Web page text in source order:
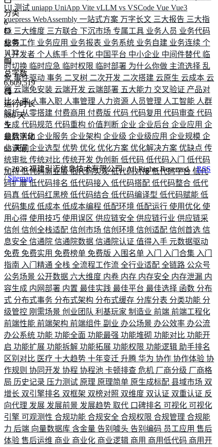
UI 测试 uniapp UniApp Vite vLLM vs VSCode Vue Vue3
vuepress WebAssembly 一站式方案 万字长文 三大报告 三大指
标 三大维度 三方联合 下沉市场 专属工具 业务人员 业务代码
业务工作 业务应用 业务报表 业务系统 业务自建 业务连续 个
人开发者 个人练手 个性化 中国平台 中小企业 中间件替代 临
时切换 临时应急 临时权限 临时部署 为什么你做 主流选择 乱
象 事件驱动 事务 二叉树 二次开发 二次搭建 云原生 云成本 云
端 云端免安装 云端开发 云端部署 五大能力 交叉验证 产品对
比人事人事入职 人事管理 人力资源 人员管理 人工智能 人群
解析从零搭建 付费商用 付费版 代码 代码复用 代码审查 代码
生成 代码规范 代码重构 价值判断 企业 企业后台 企业应用 企
业数字化 企业服务 企业架构 企业级 企业级应用 企业规模 企
业调研企业选型 优势 优化 优化方案 优化解决方案 优缺点 传
统审批 传统对比 传统开发 伪创新 低代码 低代码入门 低代码
加持低代码商业版低代码实现低代码对接低代码平台 低代
码扩展低代码排名 低代码接入 低代码搭配 低代码整合 低代
码真 低代码红黑榜 低代码结合 低代码编译型 低代码赋能 低
代码集成 低成本 低成本编程 低配环境 低配运行 使用优化 使
用心得 使用技巧 使用误区 供应链安全 供应链行业 供应链采
信创 信创全栈适配 信创市场 信创环境 信创适配 信创首选 信
息安全 信通院 信通院数据 信通院认证 值得入手 元数据驱动
免费 免费实用 免费榜单 免费版 入围名单 入门 入门合集 入门
指南 入门精通 全栈 全流程工作流 全行业适配 全链路 公众号
公务场景 公开数据 六大维度 内卷 内存 内存安全 内存泄漏 内
容生成 内网部署 内置 最佳实践 最佳平台 最佳选择 函数 分布
式 分布式事务 分布式架构 分布式缓存 分库分表 分类功能 分
级管控 刚需场景 创业团队 利基玩家 制造业 前端 前端工程化
前端性能 前端架构 前端组件 副业 办公场景 办公效率 办公流
办公系统 功能 功能全面 功能最强 功能堆砌 功能对比 功能开
启 功能扩展 功能拆解 功能拓展 功能权限 功能逻辑 助手排名
区别对比 医疗 十大趋势 十年变迁 升腾 华为 协作 协作体验 协
作规则 协同开发 协程 协程池 卡顿排查 危机 厂商分级 厂商格
局 历史记录 压力测试 原理 原理简单 原生成标配 县域市场 双
增长 双引擎排名 双框架 双榜对照 双维度 双认证 双重认证 反
向代理 发展 发展前景 发展趋势 取代 口碑排名 可视化 可视化
引擎 可观测性 合规功能 合规安全 合规权限 合规管理 合规能
力 后端 向量数据库 含金量 告别噱头 告别编码 员工应用 售后
体验 售后运维 商业 商业化 商业逻辑 商用 商用低代码 商用开
分类
6
标签
1132
总字数
6,609,519
运行时长
586 天
最后活动
65 天前
©2026福建引迈信息技术有限公司. All Rights Reserved. /RSS
/Sitemap